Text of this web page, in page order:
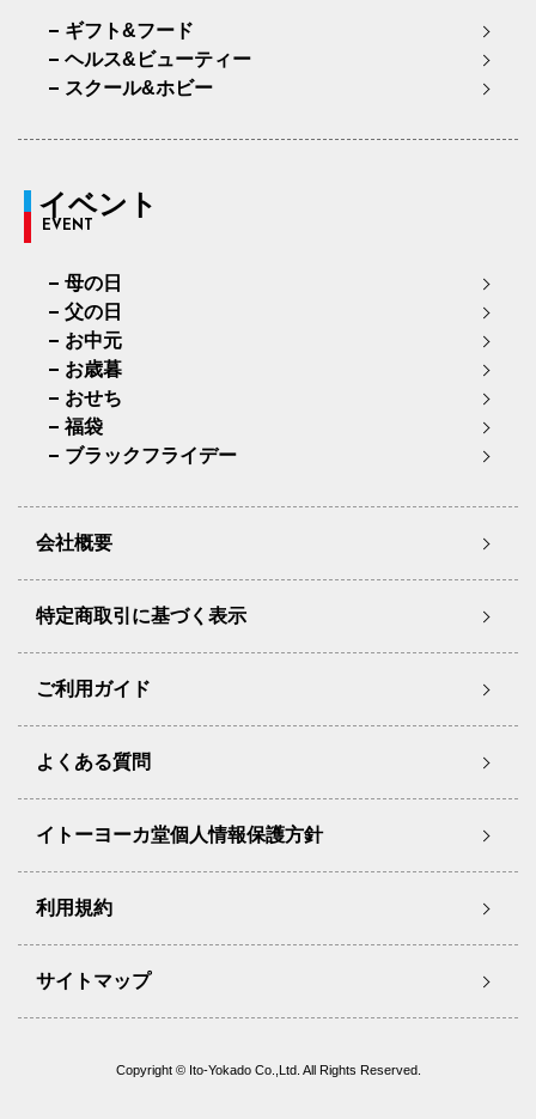
ギフト&フード
ヘルス&ビューティー
スクール&ホビー
イベント
EVENT
母の日
父の日
お中元
お歳暮
おせち
福袋
ブラックフライデー
会社概要
特定商取引に基づく表示
ご利用ガイド
よくある質問
イトーヨーカ堂個人情報保護方針
利用規約
サイトマップ
Copyright © Ito-Yokado Co.,Ltd. All Rights Reserved.